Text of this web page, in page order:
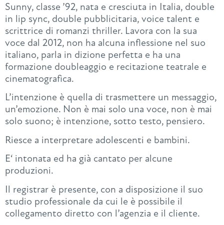
Sunny, classe ’92, nata e cresciuta in Italia, double
in lip sync, double pubblicitaria, voice talent e
scrittrice di romanzi thriller. Lavora con la sua
voce dal 2012, non ha alcuna inflessione nel suo
italiano, parla in dizione perfetta e ha una
formazione doubleaggio e recitazione teatrale e
cinematografica.
L’intenzione è quella di trasmettere un messaggio,
un’emozione. Non è mai solo una voce, non è mai
solo suono; è intenzione, sotto testo, pensiero.
Riesce a interpretare adolescenti e bambini.
E‘ intonata ed ha già cantato per alcune
produzioni.
Il registrar è presente, con a disposizione il suo
studio professionale da cui le è possibile il
collegamento diretto con l’agenzia e il cliente.